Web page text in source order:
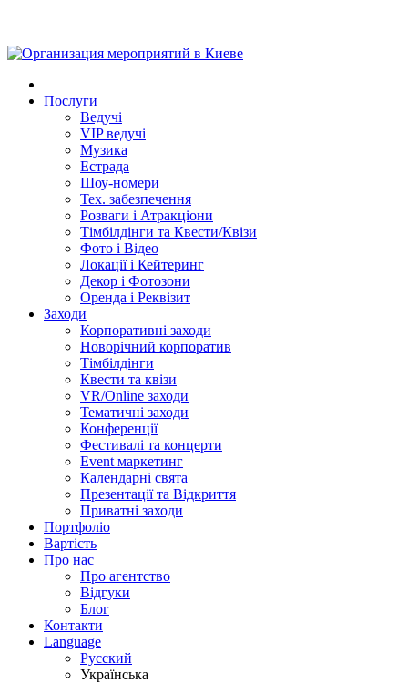
Послуги
Ведучі
VIP ведучі
Музика
Естрада
Шоу-номери
Тех. забезпечення
Розваги і Атракціони
Тімбілдінги та Квести/Квізи
Фото і Відео
Локації і Кейтеринг
Декор і Фотозони
Оренда і Реквізит
Заходи
Корпоративні заходи
Новорічний корпоратив
Тімбілдінги
Квести та квізи
VR/Online заходи
Тематичні заходи
Конференції
Фестивалі та концерти
Event маркетинг
Календарні свята
Презентації та Відкриття
Приватні заходи
Портфоліо
Вартість
Про нас
Про агентство
Відгуки
Блог
Контакти
Language
Русский
Українська